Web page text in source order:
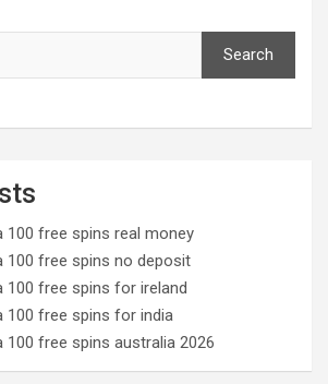
Search
100 free spins real money
100 free spins no deposit
100 free spins for ireland
100 free spins for india
100 free spins australia 2026